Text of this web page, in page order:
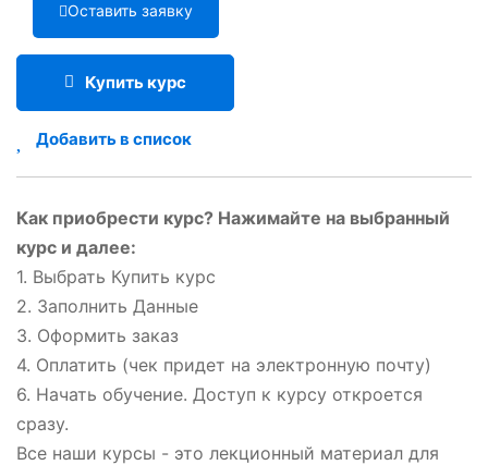
Оставить заявку
Купить курс
Добавить в список
Как приобрести курс? Нажимайте на выбранный
курс и далее:
1. Выбрать Купить курс
2. Заполнить Данные
3. Оформить заказ
4. Оплатить (чек придет на электронную почту)
6. Начать обучение. Доступ к курсу откроется
сразу.
Все наши курсы - это лекционный материал для